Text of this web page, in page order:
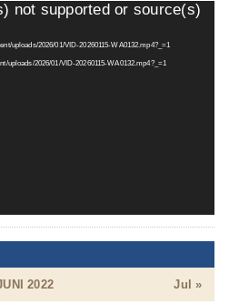
not supported or source(s)
uploads/2026/01/VID-20260115-WA0132.mp4?_=1
uploads/2026/01/VID-20260115-WA0132.mp4?_=1
2022 Jul »